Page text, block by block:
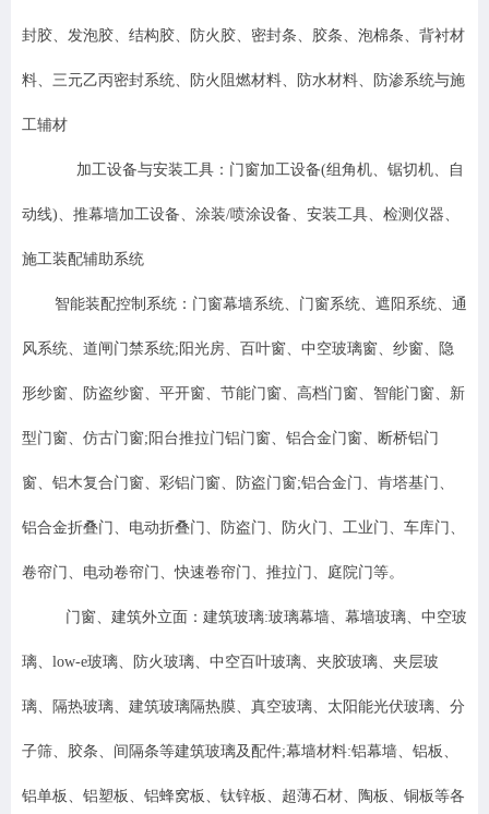
封胶、发泡胶、结构胶、防火胶、密封条、胶条、泡棉条、背衬材
料、三元乙丙密封系统、防火阻燃材料、防水材料、防渗系统与施
工辅材
加工设备与安装工具：门窗加工设备(组角机、锯切机、自
动线)、推幕墙加工设备、涂装/喷涂设备、安装工具、检测仪器、
施工装配辅助系统
智能装配控制系统：门窗幕墙系统、门窗系统、遮阳系统、通
风系统、道闸门禁系统;阳光房、百叶窗、中空玻璃窗、纱窗、隐
形纱窗、防盗纱窗、平开窗、节能门窗、高档门窗、智能门窗、新
型门窗、仿古门窗;阳台推拉门铝门窗、铝合金门窗、断桥铝门
窗、铝木复合门窗、彩铝门窗、防盗门窗;铝合金门、肯塔基门、
铝合金折叠门、电动折叠门、防盗门、防火门、工业门、车库门、
卷帘门、电动卷帘门、快速卷帘门、推拉门、庭院门等。
门窗、建筑外立面：建筑玻璃:玻璃幕墙、幕墙玻璃、中空玻
璃、low-e玻璃、防火玻璃、中空百叶玻璃、夹胶玻璃、夹层玻
璃、隔热玻璃、建筑玻璃隔热膜、真空玻璃、太阳能光伏玻璃、分
子筛、胶条、间隔条等建筑玻璃及配件;幕墙材料:铝幕墙、铝板、
铝单板、铝塑板、铝蜂窝板、钛锌板、超薄石材、陶板、铜板等各